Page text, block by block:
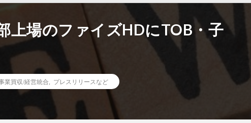
上場のファイズHDにTOB・子
業買収/経営統合 プレスリリースなど